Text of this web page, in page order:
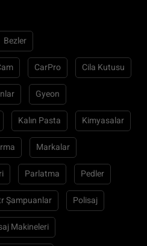
Bezler
CarPro Cila Kutusu
Gyeon
Kalın Pasta Kimyasalar
Markalar
Parlatma Pedler
Şampuanlar Polisaj
Makineleri